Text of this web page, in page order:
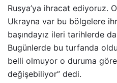
Rusya’ya ihracat ediyoruz.
Ukrayna var bu bölgelere
başındayız ileri tarihlerde
Bugünlerde bu turfanda
belli olmuyor o duruma
değişebiliyor” dedi.